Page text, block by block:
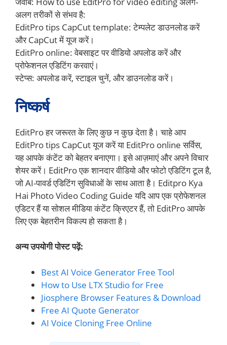
अलग तरीकों से संभव है:
EditPro tips CapCut template: टेम्पलेट डाउनलोड करें
और CapCut में यूज करें।
EditPro online: वेबसाइट पर वीडियो अपलोड करें और
प्रोफेशनल एडिटिंग करवाएं।
स्टेप्स: अपलोड करें, स्टाइल चुनें, और डाउनलोड करें।
निष्कर्ष
EditPro हर जरूरत के लिए कुछ न कुछ देता है। चाहे आप
EditPro tips CapCut यूज करें या EditPro online सर्विस,
यह आपके कंटेंट को बेहतर बनाएगा। इसे आज़माएं और अपने विचार
शेयर करें। EditPro एक शानदार वीडियो और फोटो एडिटिंग टूल है,
जो AI-पावर्ड एडिटिंग सुविधाओं के साथ आता है। Editpro Kya
Hai Photo Video Coding Guide यदि आप एक प्रोफेशनल
एडिटर हैं या सोशल मीडिया कंटेंट क्रिएटर हैं, तो EditPro आपके
लिए एक बेहतरीन विकल्प हो सकता है।
अन्य उपयोगी पोस्ट पढ़ें:
Best AI Voice Generator Free Tool
How to Use LTX Studio for Free
Jiosphere Browser Features & Download
Free AI Quote Generator
AI Voice Cloning Free Online